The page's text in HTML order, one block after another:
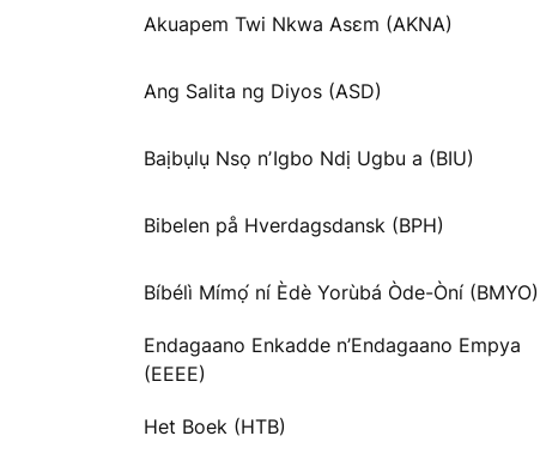
Akuapem Twi Nkwa Asɛm (AKNA)
Ang Salita ng Diyos (ASD)
Baịbụlụ Nsọ nʼIgbo Ndị Ugbu a (BIU)
Bibelen på Hverdagsdansk (BPH)
Bíbélì Mímọ́ ní Èdè Yorùbá Òde-Òní (BMYO)
Endagaano Enkadde n’Endagaano Empya
(EEEE)
Het Boek (HTB)